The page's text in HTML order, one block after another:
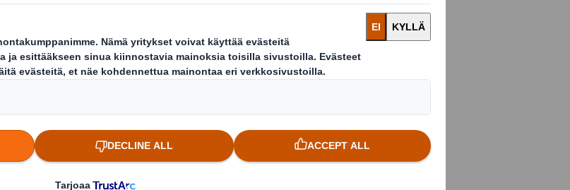
yleistyneet viime vuosina
käytetään esimerkiksi muovin,
laadukkaita pakkausratkaisuja eri
ja osaavat suunnittelijamme takaavat, että
korkeisiin vaatimuksiin.